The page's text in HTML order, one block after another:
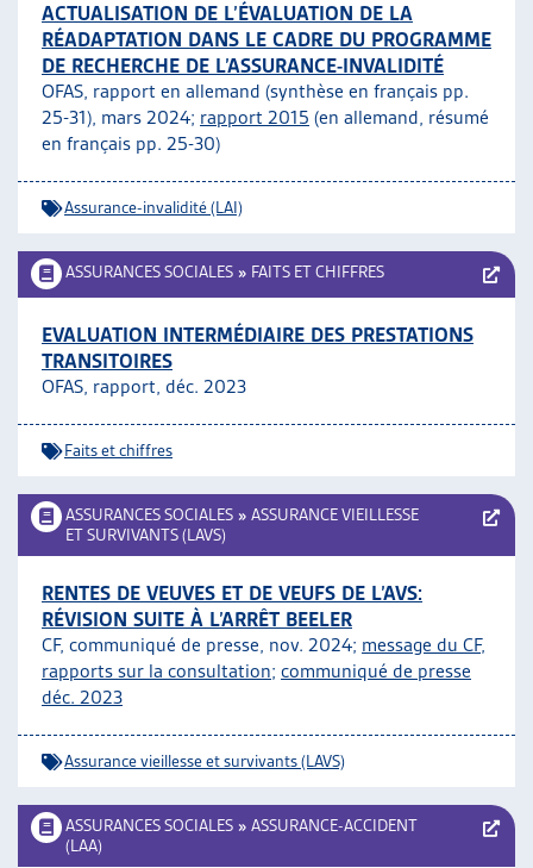
ACTUALISATION DE L’ÉVALUATION DE LA
RÉADAPTATION DANS LE CADRE DU PROGRAMME
DE RECHERCHE DE L’ASSURANCE-INVALIDITÉ
OFAS, rapport en allemand (synthèse en français pp.
25-31), mars 2024; rapport 2015 (en allemand, résumé
en français pp. 25-30)
Assurance-invalidité (LAI)
ASSURANCES SOCIALES » FAITS ET CHIFFRES
EVALUATION INTERMÉDIAIRE DES PRESTATIONS
TRANSITOIRES
OFAS, rapport, déc. 2023
Faits et chiffres
ASSURANCES SOCIALES » ASSURANCE VIEILLESSE
ET SURVIVANTS (LAVS)
RENTES DE VEUVES ET DE VEUFS DE L’AVS:
RÉVISION SUITE À L’ARRÊT BEELER
CF, communiqué de presse, nov. 2024; message du CF,
rapports sur la consultation; communiqué de presse
déc. 2023
Assurance vieillesse et survivants (LAVS)
ASSURANCES SOCIALES » ASSURANCE-ACCIDENT
(LAA)